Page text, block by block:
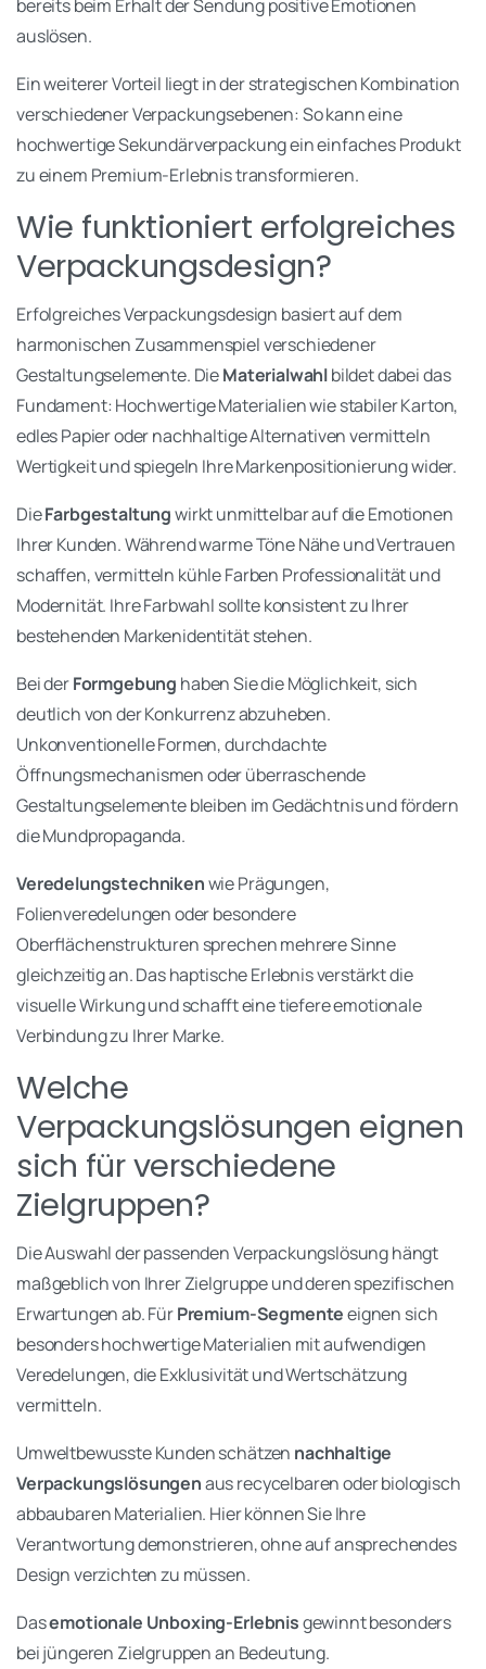
bereits beim Erhalt der Sendung positive Emotionen
auslösen.
Ein weiterer Vorteil liegt in der strategischen Kombination
verschiedener Verpackungsebenen: So kann eine
hochwertige Sekundärverpackung ein einfaches Produkt
zu einem Premium-Erlebnis transformieren.
Wie funktioniert erfolgreiches
Verpackungsdesign?
Erfolgreiches Verpackungsdesign basiert auf dem
harmonischen Zusammenspiel verschiedener
Gestaltungselemente. DieMaterialwahlbildet dabei das
Fundament: Hochwertige Materialien wie stabiler Karton,
edles Papier oder nachhaltige Alternativen vermitteln
Wertigkeit und spiegeln Ihre Markenpositionierung wider.
DieFarbgestaltungwirkt unmittelbar auf die Emotionen
Ihrer Kunden. Während warme Töne Nähe und Vertrauen
schaffen, vermitteln kühle Farben Professionalität und
Modernität. Ihre Farbwahl sollte konsistent zu Ihrer
bestehenden Markenidentität stehen.
Bei derFormgebung haben Sie die Möglichkeit, sich
deutlich von der Konkurrenz abzuheben.
Unkonventionelle Formen, durchdachte
Öffnungsmechanismen oder überraschende
Gestaltungselemente bleiben im Gedächtnis und fördern
die Mundpropaganda.
Veredelungstechnikenwie Prägungen,
Folienveredelungen oder besondere
Oberflächenstrukturen sprechen mehrere Sinne
gleichzeitig an. Das haptische Erlebnis verstärkt die
visuelle Wirkung und schafft eine tiefere emotionale
Verbindung zu Ihrer Marke.
Welche
Verpackungslösungen eignen
sich für verschiedene
Zielgruppen?
Die Auswahl der passenden Verpackungslösung hängt
maßgeblich von Ihrer Zielgruppe und deren spezifischen
Erwartungen ab. FürPremium-Segmenteeignen sich
besonders hochwertige Materialien mit aufwendigen
Veredelungen, die Exklusivität und Wertschätzung
vermitteln.
Umweltbewusste Kunden schätzen nachhaltige
Verpackungslösungenaus recycelbaren oder biologisch
abbaubaren Materialien. Hier können Sie Ihre
Verantwortung demonstrieren, ohne auf ansprechendes
Design verzichten zu müssen.
Dasemotionale Unboxing-Erlebnisgewinnt besonders
bei jüngeren Zielgruppen an Bedeutung.